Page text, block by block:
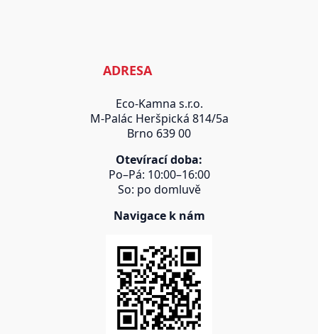
ADRESA
Eco-Kamna s.r.o.
M-Palác Heršpická 814/5a
Brno 639 00
Otevírací doba:
Po–Pá: 10:00–16:00
So: po domluvě
Navigace k nám